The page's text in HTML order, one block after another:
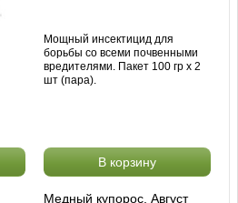
Мощный инсектицид для
борьбы со всеми почвенными
вредителями. Пакет 100 гр х 2
шт (пара).
В корзину
Медный купорос, Август